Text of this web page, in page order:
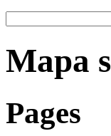
Mapa
Pages